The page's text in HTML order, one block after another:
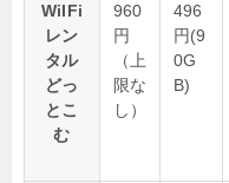
WiIFi
レン
タル
どっ
とこ
む
960
円
（上
限な
し）
496
円(9
0G
B)